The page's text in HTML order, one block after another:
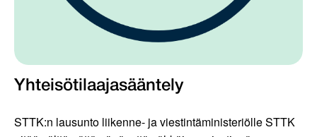
Yhteisötilaajasääntely
STTK:n lausunto liikenne- ja viestintäministeriölle STTK